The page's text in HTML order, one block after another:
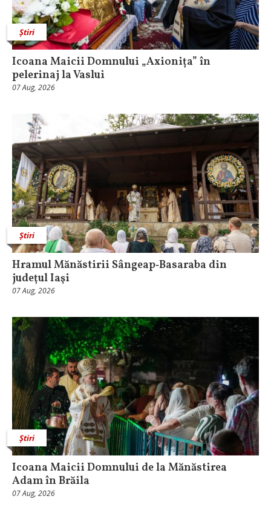
Știri
Icoana Maicii Domnului „Axionița” în
pelerinaj la Vaslui
07 Aug, 2026
Știri
Hramul Mănăstirii Sângeap‑Basaraba din
judeţul Iaşi
07 Aug, 2026
Știri
Icoana Maicii Domnului de la Mănăstirea
Adam în Brăila
07 Aug, 2026